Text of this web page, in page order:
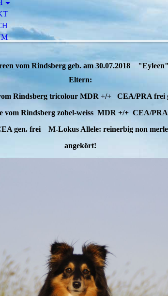
vom Rindsberg geb. am 30.07.2018 "Eyleen"
Eltern:
Rindsberg tricolour MDR +/+ CEA/PRA frei
vom Rindsberg zobel-weiss MDR +/+ CEA/
gen. frei M-Lokus Allele: reinerbig non
angekört!